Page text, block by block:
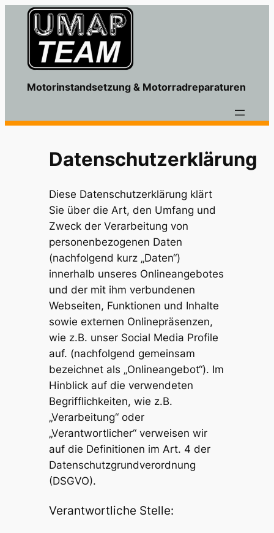
Motorinstandsetzung & Motorradreparaturen
Datenschutzerklärung
Diese Datenschutzerklärung klärt
Sie über die Art, den Umfang und
Zweck der Verarbeitung von
personenbezogenen Daten
(nachfolgend kurz „Daten“)
innerhalb unseres Onlineangebotes
und der mit ihm verbundenen
Webseiten, Funktionen und Inhalte
sowie externen Onlinepräsenzen,
wie z.B. unser Social Media Profile
auf. (nachfolgend gemeinsam
bezeichnet als „Onlineangebot“). Im
Hinblick auf die verwendeten
Begrifflichkeiten, wie z.B.
„Verarbeitung“ oder
„Verantwortlicher“ verweisen wir
auf die Definitionen im Art. 4 der
Datenschutzgrundverordnung
(DSGVO).
Verantwortliche Stelle: